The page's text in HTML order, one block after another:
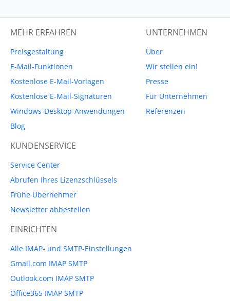
MEHR ERFAHREN
Preisgestaltung
E-Mail-Funktionen
Kostenlose E-Mail-Vorlagen
Kostenlose E-Mail-Signaturen
Windows-Desktop-Anwendungen
Blog
UNTERNEHMEN
Über
Wir stellen ein!
Presse
Für Unternehmen
Referenzen
KUNDENSERVICE
Service Center
Abrufen Ihres Lizenzschlüssels
Frühe Übernehmer
Newsletter abbestellen
EINRICHTEN
Alle IMAP- und SMTP-Einstellungen
Gmail.com IMAP SMTP
Outlook.com IMAP SMTP
Office365 IMAP SMTP